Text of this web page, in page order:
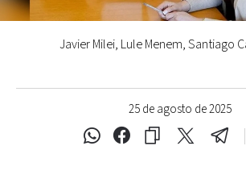
25 de agosto de 2025
Javier Milei, Lule Menem, Santiago